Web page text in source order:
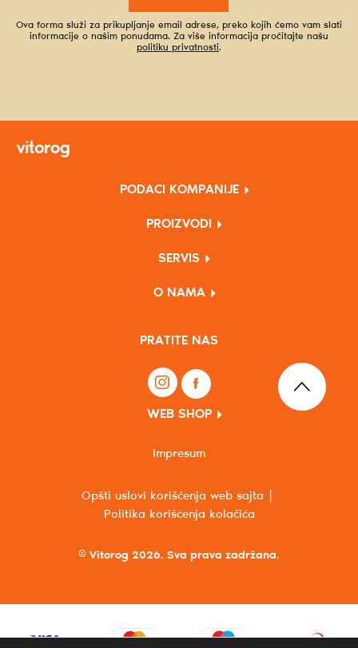
Ova forma služi za prikupljanje email adrese, preko kojih ćemo vam slati
informacije o našim ponudama. Za više informacija pročitajte našu
politiku privatnosti.
PODACI KOMPANIJE
PROIZVODI
SERVIS
O NAMA
PRATITE NAS
WEB SHOP
© Vitorog 2026. Sva prava zadržana.
Opšti uslovi korišćenja web sajta
Politika korišćenja kolačića
Impresum